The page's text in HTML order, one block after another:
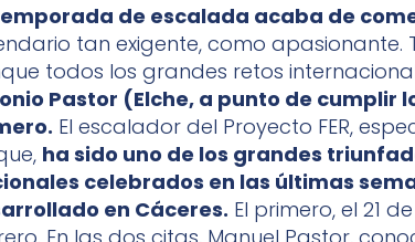
de escalada acaba de
tan exigente, como apasionante.
todos los grandes retos
Pastor (Elche, a punto de cumplir
El escalador del Proyecto FER,
ha sido uno de los grandes
celebrados en las últimas
en Cáceres. El primero, el 21